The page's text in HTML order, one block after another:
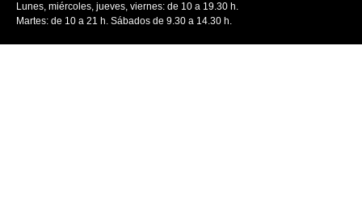
Lunes, miércoles, jueves, viernes: de 10 a 19.30 h.
Martes: de 10 a 21 h. Sábados de 9.30 a 14.30 h.